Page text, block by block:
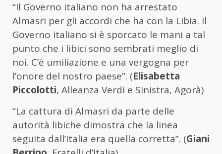
“Il Governo italiano non ha arrestato
Almasri per gli accordi che ha con la Libia. Il
Governo italiano si è sporcato le mani a tal
punto che i libici sono sembrati meglio di
noi. C’è umiliazione e una vergogna per
l’onore del nostro paese”. (Elisabetta
Piccolotti, Alleanza Verdi e Sinistra, Agorà)
“La cattura di Almasri da parte delle
autorità libiche dimostra che la linea
seguita dall’Italia era quella corretta”. (Giani